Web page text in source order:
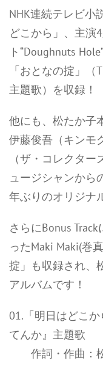
NHK連続テレビ小
どこから」、主演
ト“Doughnuts
「おとなの掟」（
主題歌）を収録！
他にも、松たか子
伊藤俊吾（キンモ
（ザ・コレクター
ュージシャンから
年ぶりのオリジナ
さらにBonus
ったMaki Maki(巻
掟」も収録され、
アルバムです！
01.「明日はどこ
てんか』主題歌
作詞・作曲：